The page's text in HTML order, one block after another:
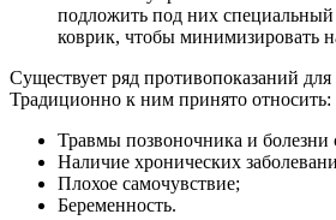
подложить под них специальный
коврик, чтобы минимизировать
Существует ряд противопоказаний
Традиционно к ним принято относить:
Травмы позвоночника и болезни
Наличие хронических
Плохое самочувствие;
Беременность.